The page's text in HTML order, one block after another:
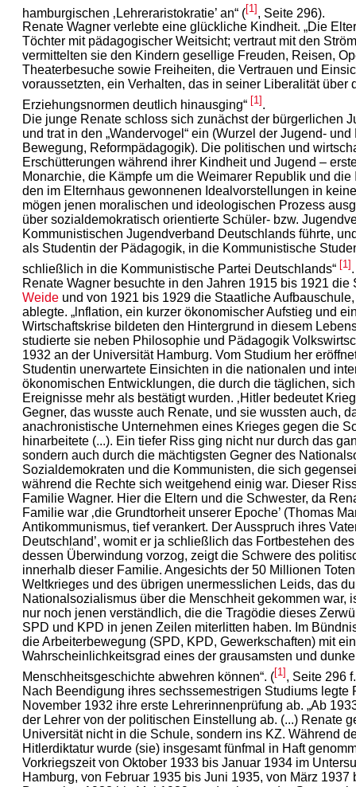
hamburgischen ‚Lehreraristokratie’ an“ ([1]
, Seite 296).
Renate Wagner verlebte eine glückliche Kindheit. „Die
Töchter mit pädagogischer Weitsicht; vertraut mit den
vermittelten sie den Kindern gesellige Freuden, Reisen,
Theaterbesuche sowie Freiheiten, die Vertrauen und
voraussetzten, ein Verhalten, das in seiner Liberalität über
Erziehungsnormen deutlich hinausging“ [1] .
Die junge Renate schloss sich zunächst der bürgerlichen
und trat in den „Wandervogel“ ein (Wurzel der Jugend-
Bewegung, Reformpädagogik). Die politischen und
Erschütterungen während ihrer Kindheit und Jugend –
Monarchie, die Kämpfe um die Weimarer Republik und die
den im Elternhaus gewonnenen Idealvorstellungen in
mögen jenen moralischen und ideologischen Prozess
über sozialdemokratisch orientierte Schüler- bzw.
Kommunistischen Jugendverband Deutschlands führte,
als Studentin der Pädagogik, in die Kommunistische
schließlich in die Kommunistische Partei Deutschlands“ [1] .
Renate Wagner besuchte in den Jahren 1915 bis 1921
Weide und von 1921 bis 1929 die Staatliche
ablegte. „lnflation, ein kurzer ökonomischer Aufstieg und
Wirtschaftskrise bildeten den Hintergrund in diesem
studierte sie neben Philosophie und Pädagogik
1932 an der Universität Hamburg. Vom Studium her
Studentin unerwartete Einsichten in die nationalen und
ökonomischen Entwicklungen, die durch die täglichen,
Ereignisse mehr als bestätigt wurden. ‚Hitler bedeutet
Gegner, das wusste auch Renate, und sie wussten auch,
anachronistische Unternehmen eines Krieges gegen die
hinarbeitete (...). Ein tiefer Riss ging nicht nur durch das
sondern auch durch die mächtigsten Gegner des
Sozialdemokraten und die Kommunisten, die sich
während die Rechte sich weitgehend einig war. Dieser
Familie Wagner. Hier die Eltern und die Schwester, da
Familie war ‚die Grundtorheit unserer Epoche’ (Thomas
Antikommunismus, tief verankert. Der Ausspruch ihres
Deutschland’, womit er ja schließlich das Fortbestehen
dessen Überwindung vorzog, zeigt die Schwere des
innerhalb dieser Familie. Angesichts der 50 Millionen
Weltkrieges und des übrigen unermesslichen Leids, das
Nationalsozialismus über die Menschheit gekommen war,
nur noch jenen verständlich, die die Tragödie dieses
SPD und KPD in jenen Zeilen miterlitten haben. Im
die Arbeiterbewegung (SPD, KPD, Gewerkschaften) mit
Wahrscheinlichkeitsgrad eines der grausamsten und
Menschheitsgeschichte abwehren können“. ([1] , Seite 296
Nach Beendigung ihres sechssemestrigen Studiums legte
November 1932 ihre erste Lehrerinnenprüfung ab. „Ab
der Lehrer von der politischen Einstellung ab. (...) Renate
Universität nicht in die Schule, sondern ins KZ. Während
Hitlerdiktatur wurde (sie) insgesamt fünfmal in Haft
Vorkriegszeit von Oktober 1933 bis Januar 1934 im
Hamburg, von Februar 1935 bis Juni 1935, von März 1937